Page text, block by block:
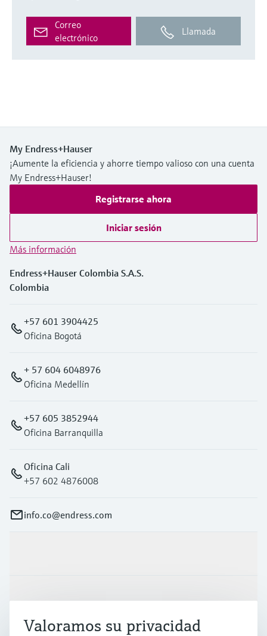
Correo
electrónico
Llamada
My Endress+Hauser
¡Aumente la eficiencia y ahorre tiempo valioso con una cuenta
My Endress+Hauser!
Registrarse ahora
Iniciar sesión
Más información
Endress+Hauser Colombia S.A.S.
Colombia
+57 601 3904425
Oficina Bogotá
+ 57 604 6048976
Oficina Medellín
+57 605 3852944
Oficina Barranquilla
Oficina Cali
+57 602 4876008
info.co@endress.com
Valoramos su privacidad